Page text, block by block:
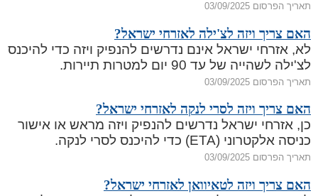
תאריך הפרסום 03/09/2025
האם צריך ויזה לצ'ילה לאזרחי ישראל?
לא, אזרחי ישראל אינם נדרשים להנפיק ויזה כדי להיכנס
לצ'ילה לשהייה של עד 90 יום למטרות תיירות.
תאריך הפרסום 03/09/2025
האם צריך ויזה לסרי לנקה לאזרחי ישראל?
כן, אזרחי ישראל נדרשים להנפיק ויזה מראש או אישור
כניסה אלקטרוני (ETA) כדי להיכנס לסרי לנקה.
תאריך הפרסום 03/09/2025
האם צריך ויזה לטאיוואן לאזרחי ישראל?